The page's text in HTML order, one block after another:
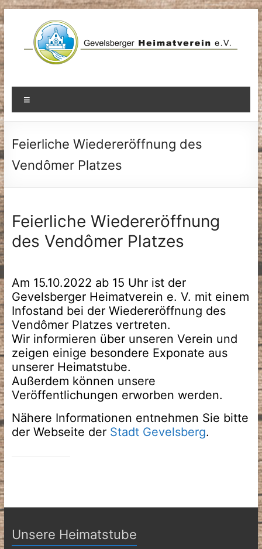
Zum
Inhalt
springen
Feierliche Wiedereröffnung des
Vendômer Platzes
Feierliche Wiedereröffnung
des Vendômer Platzes
Am 15.10.2022 ab 15 Uhr ist der
Gevelsberger Heimatverein e. V. mit einem
Infostand bei der Wiedereröffnung des
Vendômer Platzes vertreten.
Wir informieren über unseren Verein und
zeigen einige besondere Exponate aus
unserer Heimatstube.
Außerdem können unsere
Veröffentlichungen erworben werden.
Nähere Informationen entnehmen Sie bitte
der Webseite der Stadt Gevelsberg.
Unsere Heimatstube